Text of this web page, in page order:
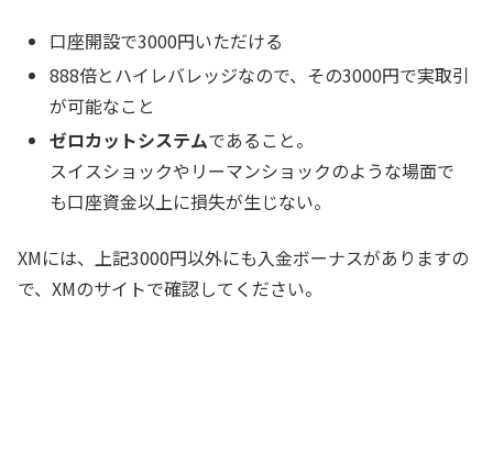
口座開設で3000円いただける
888倍とハイレバレッジなので、その3000円で実取引
が可能なこと
ゼロカットシステムであること。
スイスショックやリーマンショックのような場面で
も口座資金以上に損失が生じない。
XMには、上記3000円以外にも入金ボーナスがありますの
で、XMのサイトで確認してください。